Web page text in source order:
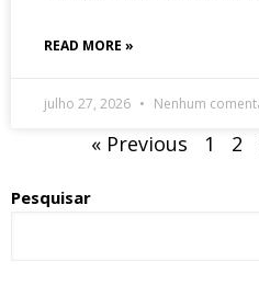
READ MORE »
julho 27, 2026 Nenhum
« Previous 1 2
Pesquisar